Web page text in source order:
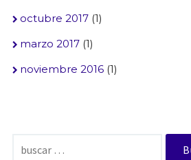
octubre 2017(1)
marzo 2017(1)
noviembre 2016(1)